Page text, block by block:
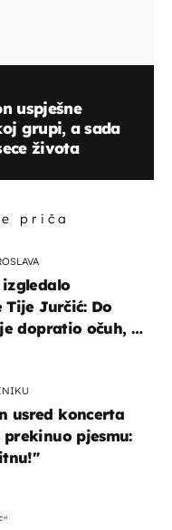
uspješne
grupi, a sada
života
priča
Tije Jurčić: Do
dopratio očuh, a
usred koncerta
prekinuo pjesmu: